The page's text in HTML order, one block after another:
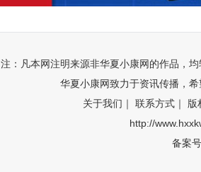
注：凡本网注明来源非华夏小康网的作品，
华夏小康网致力于资讯传播，
关于我们｜
联系方式｜
版
http://
备案